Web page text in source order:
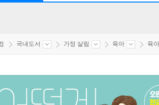
국내도서 가정 살림 육아 육